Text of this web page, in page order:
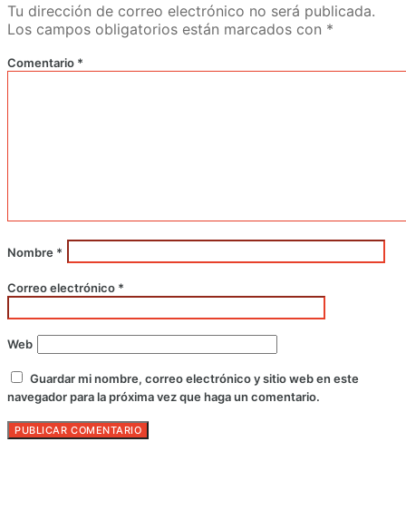
Tu dirección de correo electrónico no será publicada.
Los campos obligatorios están marcados con *
Comentario *
Nombre *
Correo electrónico *
Web
Guardar mi nombre, correo electrónico y sitio web en este
navegador para la próxima vez que haga un comentario.